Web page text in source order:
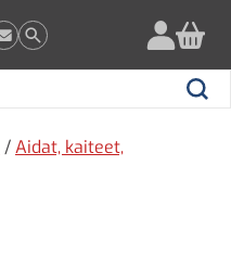
Hae
/Aidat, kaiteet,